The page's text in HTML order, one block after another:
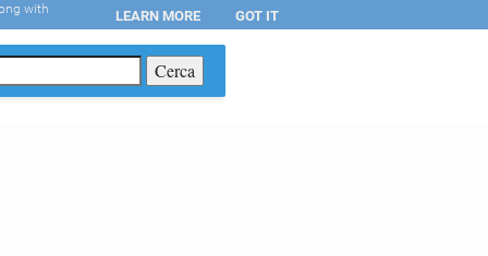
with LEARN MORE GOT IT